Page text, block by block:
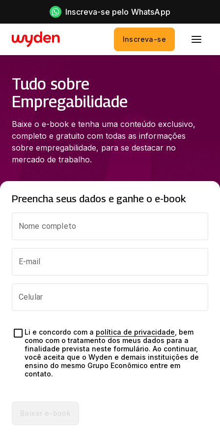
Inscreva-se pelo WhatsApp
Inscreva-se
Tudo sobre
Empregabilidade
Baixe o e-book e tenha uma conteúdo exclusivo,
completo e gratuito com todas as informações
sobre empregabilidade, para se destacar no
mercado de trabalho.
Preencha seus dados e ganhe o e-book
Nome completo
E-mail
Celular
Li e concordo com a política de privacidade , bem
como com o tratamento dos meus dados para a
finalidade prevista neste formulário. Ao continuar,
você aceita que o Wyden e demais instituições de
ensino do mesmo Grupo Econômico entre em
contato.